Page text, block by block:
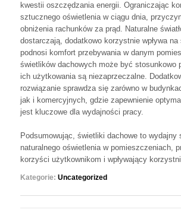
kwestii oszczędzania energii. Ograniczając
sztucznego oświetlenia w ciągu dnia,
obniżenia rachunków za prąd. Naturalne
dostarczają, dodatkowo korzystnie wpływa
podnosi komfort przebywania w danym
świetlików dachowych może być stosunkowo
ich użytkowania są niezaprzeczalne.
rozwiązanie sprawdza się zarówno w
jak i komercyjnych, gdzie zapewnienie
jest kluczowe dla wydajności pracy.
Podsumowując, świetliki dachowe to wydajny
naturalnego oświetlenia w pomieszczeniach,
korzyści użytkownikom i wpływający
Kategorie: Uncategorized